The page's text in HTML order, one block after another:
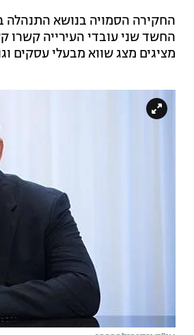
החקירה הסמויה בנושא התנהלה
החשד שני עובדי העירייה קשרו
מציגים מצג שווא מבעלי עסקים